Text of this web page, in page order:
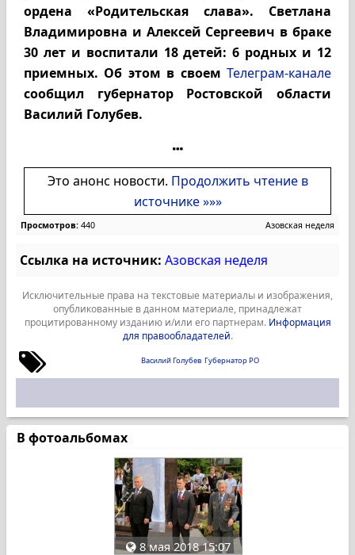
ордена «Родительская слава». Светлана
Владимировна и Алексей Сергеевич в браке
30 лет и воспитали 18 детей: 6 родных и 12
приемных. Об этом в своем Телеграм-канале
сообщил губернатор Ростовской области
Василий Голубев.
Это анонс новости. Продолжить чтение в
источнике »»»
Просмотров: 440 Азовская неделя
Ссылка на источник: Азовская неделя
Исключительные права на текстовые материалы и изображения,
опубликованные в данном материале, принадлежат
процитированному изданию и/или его партнерам. Информация
для правообладателей.
Василий Голубев Губернатор РО
В фотоальбомах
8 мая 2018 15:07